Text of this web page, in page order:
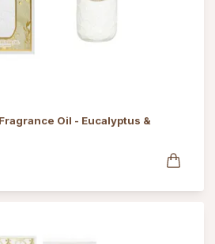
Oil - Eucalyptus &